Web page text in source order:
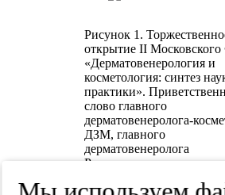
Рисунок 1.
открытие II
«Дерматовенерология и
косметология: синтез
практики».
слово главного
дерматовенеролога-
ДЗМ, главного
дерматовенеролога
Росздравнадзора,
практического центра